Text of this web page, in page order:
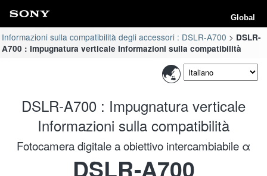
Global
Informazioni sulla compatibilità degli accessori : DSLR-A700
DSLR-
A700 : Impugnatura verticale Informazioni sulla compatibilità
DSLR-A700 : Impugnatura verticale
Informazioni sulla compatibilità
Fotocamera digitale a obiettivo intercambiabile α
DSLR-A700